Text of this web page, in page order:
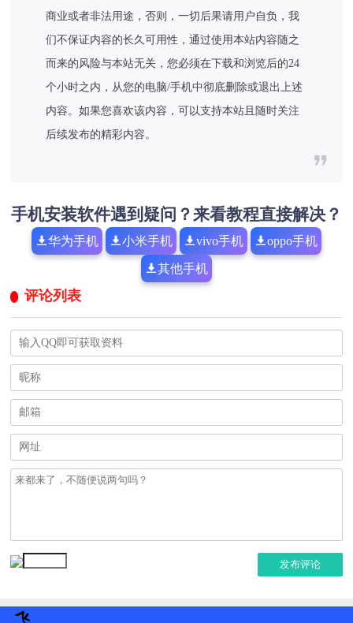
商业或者非法用途，否则，一切后果请用户自负，我
们不保证内容的长久可用性，通过使用本站内容随之
而来的风险与本站无关，您必须在下载和浏览后的24
个小时之内，从您的电脑/手机中彻底删除或退出上述
内容。如果您喜欢该内容，可以支持本站且随时关注
后续发布的精彩内容。
手机安装软件遇到疑问？来看教程直接解决？
华为手机 小米手机 vivo手机 oppo手机
其他手机
评论列表
发布评论